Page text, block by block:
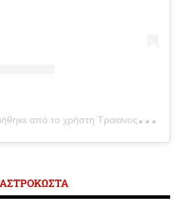
Η
δημοσίευση κοινοποιήθηκε από το χρήστη Τραιανος Δελλας (@dellastraianos)